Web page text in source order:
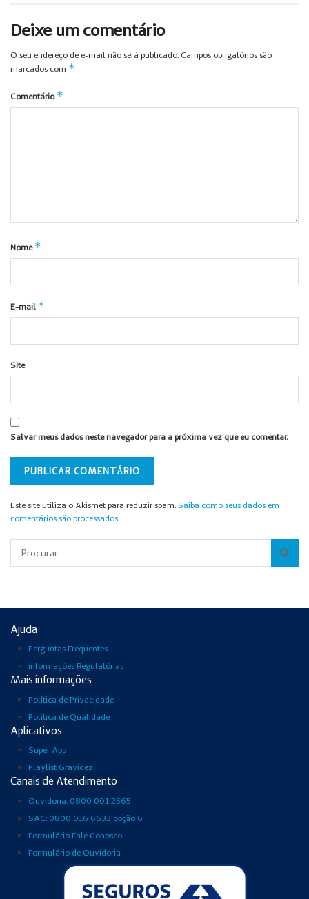
Deixe um comentário
O seu endereço de e-mail não será publicado. Campos obrigatórios são
marcados com *
Comentário *
Nome *
E-mail *
Site
Salvar meus dados neste navegador para a próxima vez que eu comentar.
Este site utiliza o Akismet para reduzir spam. Saiba como seus dados em
comentários são processados
Ajuda
Perguntas Frequentes
informações Regulatórias
Mais informações
Política de Privacidade
Política de Qualidade
Aplicativos
Super App
Playlist Gravidez
Canais de Atendimento
Ouvidoria: 0800 001 2565
SAC: 0800 016 6633 opção 6
Formulário Fale Conosco
Formulário de Ouvidoria